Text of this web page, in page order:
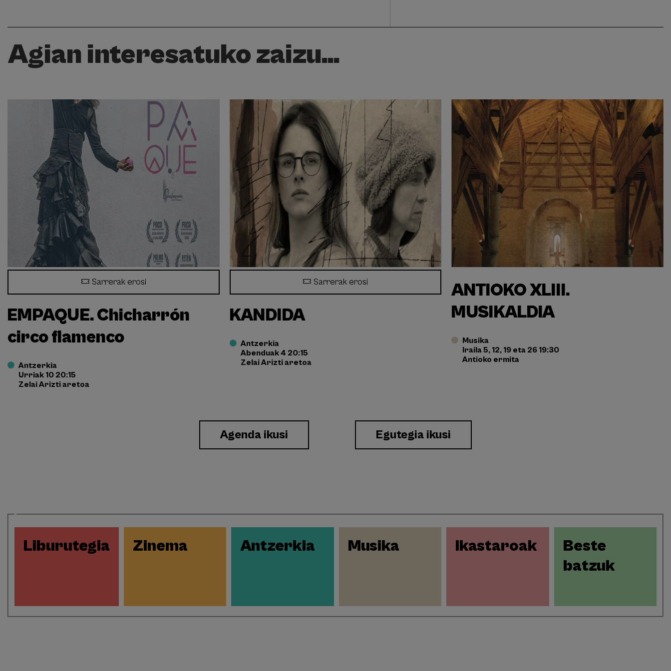
Agian interesatuko zaizu...
Sarrerak erosi
EMPAQUE. Chicharrón
circo flamenco
Antzerkia
Urriak 10 20:15
Zelai Arizti aretoa
Sarrerak erosi
KANDIDA
Antzerkia
Abenduak 4 20:15
Zelai Arizti aretoa
ANTIOKO XLIII.
MUSIKALDIA
Musika
Iraila 5, 12, 19 eta 26 19:30
Antioko ermita
Agenda ikusi Egutegia ikusi
Liburutegia Zinema Antzerkia Musika Ikastaroak
Beste
batzuk